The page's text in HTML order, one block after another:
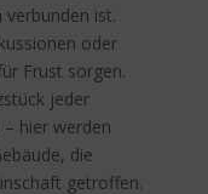
ist.
oder
Frust sorgen.
jeder
hier werden
die
getroffen.